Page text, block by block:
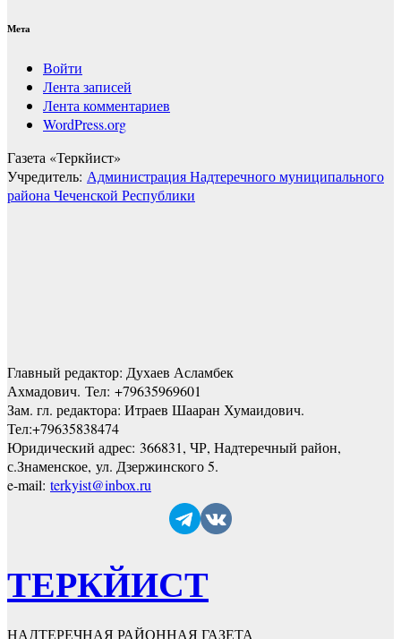
Мета
Войти
Лента записей
Лента комментариев
WordPress.org
Газета «Теркйист»
Учредитель: Администрация Надтеречного муниципального
района Чеченской Республики
Главный редактор: Духаев Асламбек
Ахмадович. Тел: +79635969601
Зам. гл. редактора: Итраев Шааран Хумаидович.
Тел:+79635838474
Юридический адрес: 366831, ЧР, Надтеречный район,
с.Знаменское, ул. Дзержинского 5.
e-mail: terkyist@inbox.ru
ТЕРКЙИСТ
НАДТЕРЕЧНАЯ РАЙОННАЯ ГАЗЕТА